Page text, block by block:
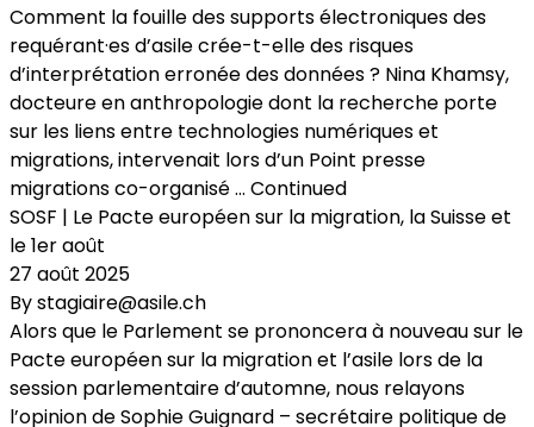
Comment la fouille des supports électroniques des
requérant·es d’asile crée-t-elle des risques
d’interprétation erronée des données ? Nina Khamsy,
docteure en anthropologie dont la recherche porte
sur les liens entre technologies numériques et
migrations, intervenait lors d’un Point presse
migrations co-organisé … Continued
SOSF | Le Pacte européen sur la migration, la Suisse et
le 1er août
27 août 2025
Bystagiaire@asile.ch
Alors que le Parlement se prononcera à nouveau sur le
Pacte européen sur la migration et l’asile lors de la
session parlementaire d’automne, nous relayons
l’opinion de Sophie Guignard – secrétaire politique de